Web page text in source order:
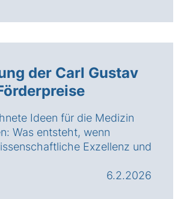
der Carl Gustav
Ideen für die Medizin
Was entsteht, wenn
Exzellenz und
6.2.2026